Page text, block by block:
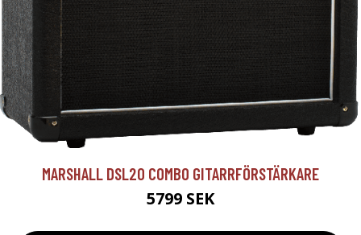
MARSHALL DSL20 COMBO GITARRFÖRSTÄRKARE
5799 SEK